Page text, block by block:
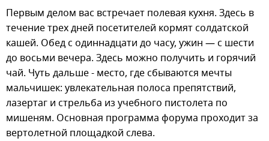
Первым делом вас встречает полевая кухня. Здесь в
течение трех дней посетителей кормят солдатской
кашей. Обед с одиннадцати до часу, ужин — с шести
до восьми вечера. Здесь можно получить и горячий
чай. Чуть дальше - место, где сбываются мечты
мальчишек: увлекательная полоса препятствий,
лазертаг и стрельба из учебного пистолета по
мишеням. Основная программа форума проходит за
вертолетной площадкой слева.